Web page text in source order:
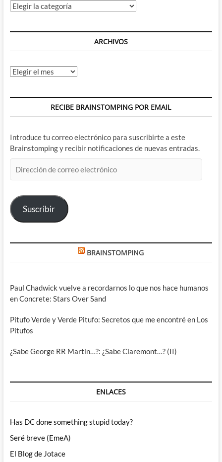
Categorías
ARCHIVOS
Archivos
RECIBE BRAINSTOMPING POR EMAIL
Introduce tu correo electrónico para suscribirte a este
Brainstomping y recibir notificaciones de nuevas entradas.
de
electrónico
Suscribir
BRAINSTOMPING
Paul Chadwick vuelve a recordarnos lo que nos hace humanos
en Concrete: Stars Over Sand
Pitufo Verde y Verde Pitufo: Secretos que me encontré en Los
Pitufos
¿Sabe George RR Martin…?: ¿Sabe Claremont…? (II)
ENLACES
Has DC done something stupid today?
Seré breve (EmeA)
El Blog de Jotace